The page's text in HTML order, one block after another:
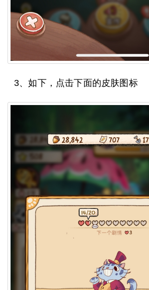
3、如下，点击下面的皮肤图标